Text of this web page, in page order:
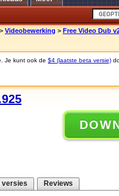
> Videobewerking > Free Video Dub
Je kunt ook de $4 (laatste beta versie)
versies Reviews